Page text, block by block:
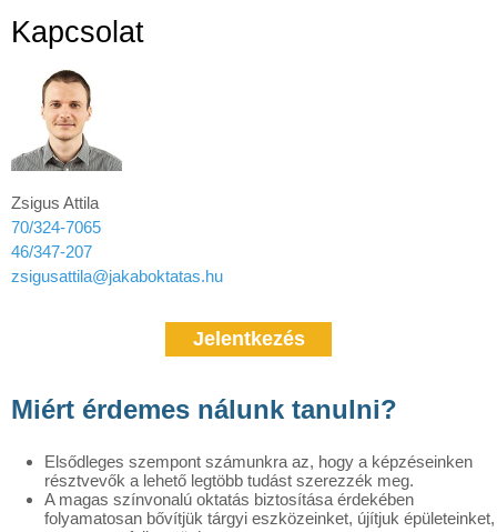
Kapcsolat
Zsigus Attila
70/324-7065
46/347-207
zsigusattila@jakaboktatas.hu
Jelentkezés
Miért érdemes nálunk tanulni?
Elsődleges szempont számunkra az, hogy a képzéseinken
résztvevők a lehető legtöbb tudást szerezzék meg.
A magas színvonalú oktatás biztosítása érdekében
folyamatosan bővítjük tárgyi eszközeinket, újítjuk épületeinket,